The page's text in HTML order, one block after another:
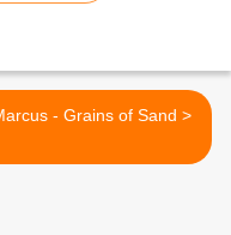
Marcus - Grains of Sand >